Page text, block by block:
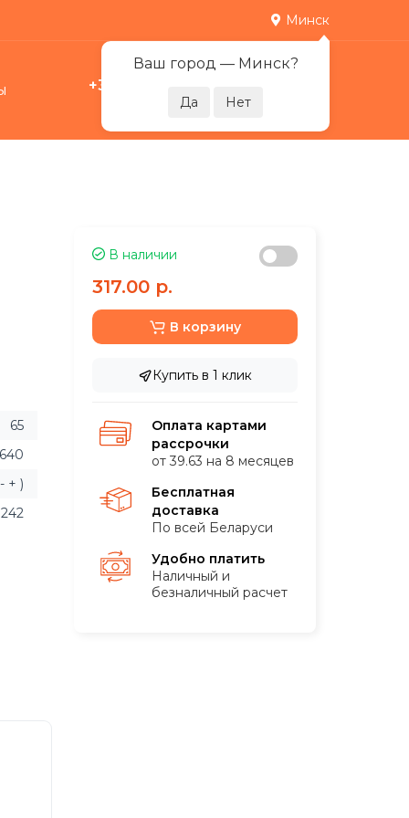
Минск
Ваш город — Минск?
+375 29 378-07-17
Пн-Пт 09:00-21:00
65
640
+ )
242
В наличии
317.00 р.
В корзину
Купить в 1 клик
Оплата картами
рассрочки
от 39.63 на 8 месяцев
Бесплатная
доставка
По всей Беларуси
Удобно платить
Наличный и
безналичный расчет